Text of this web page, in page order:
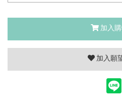
加入
加入願